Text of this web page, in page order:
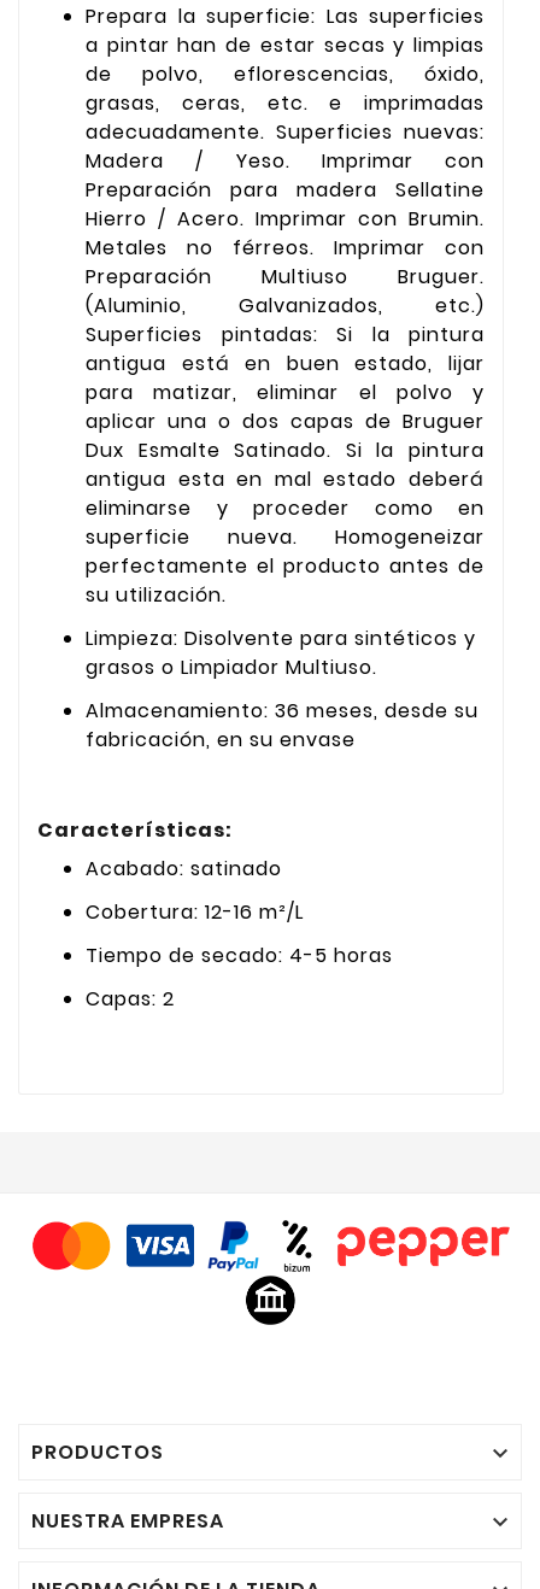
Prepara la superficie: Las superficies
a pintar han de estar secas y limpias
de polvo, eflorescencias, óxido,
grasas, ceras, etc. e imprimadas
adecuadamente. Superficies nuevas:
Madera / Yeso. Imprimar con
Preparación para madera Sellatine
Hierro / Acero. Imprimar con Brumin.
Metales no férreos. Imprimar con
Preparación Multiuso Bruguer.
(Aluminio, Galvanizados, etc.)
Superficies pintadas: Si la pintura
antigua está en buen estado, lijar
para matizar, eliminar el polvo y
aplicar una o dos capas de Bruguer
Dux Esmalte Satinado. Si la pintura
antigua esta en mal estado deberá
eliminarse y proceder como en
superficie nueva. Homogeneizar
perfectamente el producto antes de
su utilización.
Limpieza: Disolvente para sintéticos y
grasos o Limpiador Multiuso.
Almacenamiento: 36 meses, desde su
fabricación, en su envase
Características:
Acabado: satinado
Cobertura: 12-16 m²/L
Tiempo de secado: 4-5 horas
Capas: 2
PRODUCTOS 
NUESTRA EMPRESA 